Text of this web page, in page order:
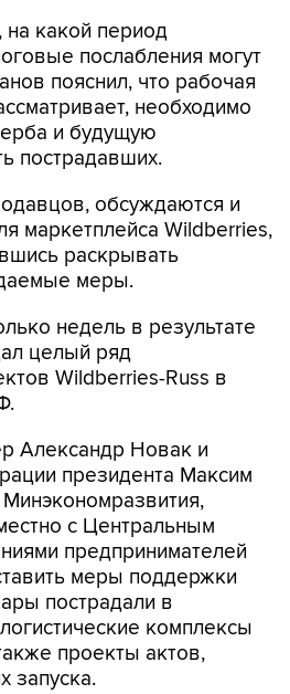
какой период
послабления могут
пояснил, что рабочая
необходимо
и будущую
пострадавших.
обсуждаются и
маркетплейса Wildberries,
раскрывать
меры.
недель в результате
целый ряд
Wildberries-Russ в
Александр Новак и
президента Максим
Минэкономразвития,
с Центральным
предпринимателей
меры поддержки
пострадали в
комплексы
проекты актов,
запуска.